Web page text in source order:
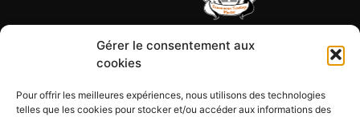
Gérer le consentement aux
cookies
Pour offrir les meilleures expériences, nous utilisons des technologies
telles que les cookies pour stocker et/ou accéder aux informations des